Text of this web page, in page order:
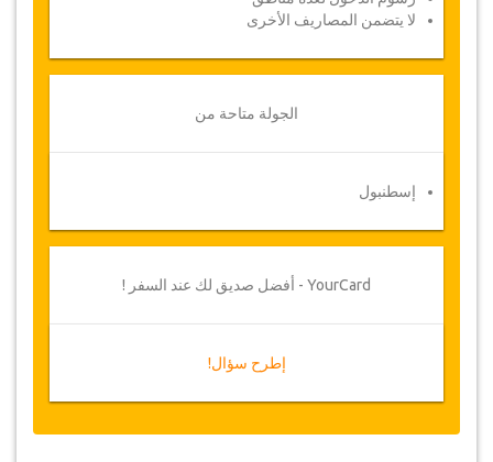
قد تضطر جازيكوورلد لتعديل بنود الاتفاقية بسبب
هذه الحالات، تقدم للعملاء مواعيد بديلة أو استرداد
كامل للمبلغ المدفوع
تفاصيل الخدمة لإدخال معلومات الحجز الخاصة بك
وسوف تتلقى قسيمة الخدمة تلقائيا
اتبع جازيكورلد؟ .. انشر الخبر!
لا يتضمن المصاريف الأخرى
الجولة متاحة من
إسطنبول
YourCard - أفضل صديق لك عند السفر !
إطرح سؤال!